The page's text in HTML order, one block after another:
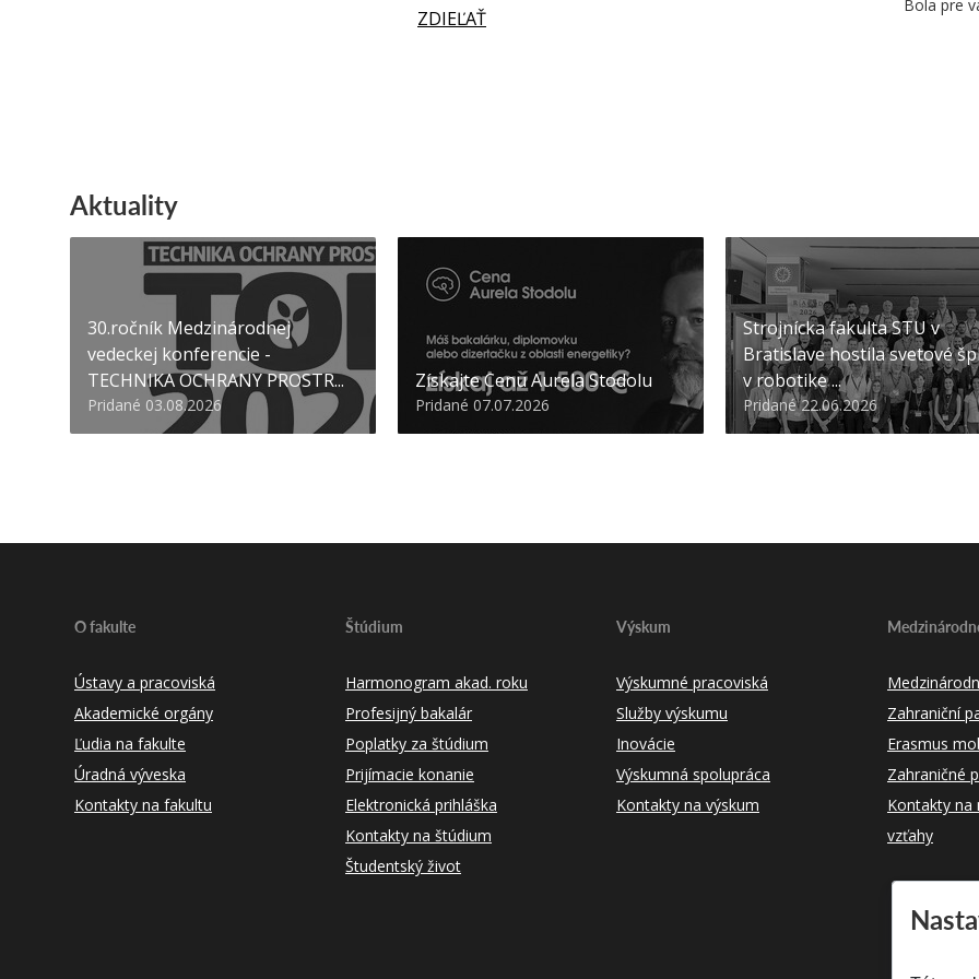
ZDIEĽAŤ
Bola pre
Aktuality
30.ročník Medzinárodnej
vedeckej konferencie -
TECHNIKA OCHRANY PROSTR...
Pridané 03.08.2026
Získajte Cenu Aurela Stodolu
Pridané 07.07.2026
Strojnícka fakulta STU v
Bratislave hostila svetové
v robotike ...
Pridané 22.06.2026
O fakulte
Ústavy a pracoviská
Akademické orgány
Ľudia na fakulte
Úradná výveska
Kontakty na fakultu
Štúdium
Harmonogram akad. roku
Profesijný bakalár
Poplatky za štúdium
Prijímacie konanie
Elektronická prihláška
Kontakty na štúdium
Študentský život
Výskum
Výskumné pracoviská
Služby výskumu
Inovácie
Výskumná spolupráca
Kontakty na výskum
Zahraniční
Erasmus
Zahraničné
Kontakty na
vzťahy